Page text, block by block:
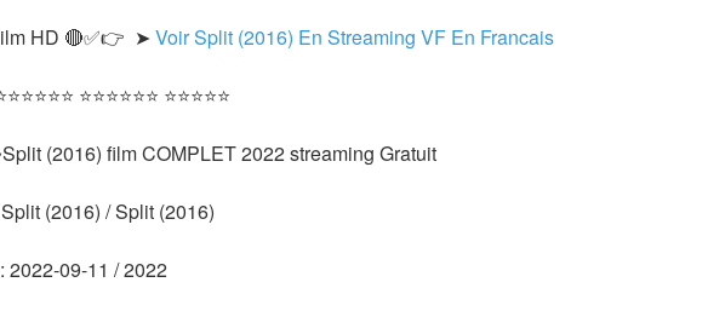
HD 🔴✅👉  ➤ Voir Split (2016) En Streaming VF En Francais
⭐⭐⭐⭐⭐⭐ ⭐⭐⭐⭐⭐
(2016) film COMPLET 2022 streaming Gratuit
(2016) / Split (2016)
2022-09-11 / 2022